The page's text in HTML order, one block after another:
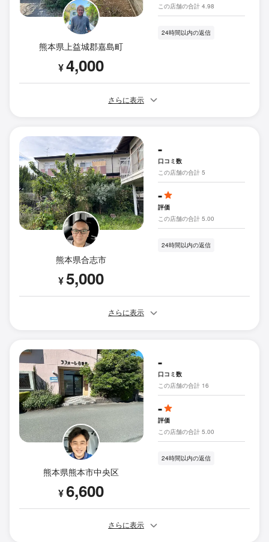
熊本県上益城郡嘉島町
¥4,000
この店舗の合計 4.98
24時間以内の返信
さらに表示
熊本県合志市
¥5,000
-
口コミ数
この店舗の合計 5
-
評価
この店舗の合計 5.00
24時間以内の返信
さらに表示
熊本県熊本市中央区
¥6,600
-
口コミ数
この店舗の合計 16
-
評価
この店舗の合計 5.00
24時間以内の返信
さらに表示